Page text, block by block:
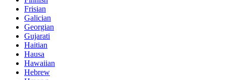
Frisian
Galician
Georgian
Gujarati
Haitian
Hausa
Hawaiian
Hebrew